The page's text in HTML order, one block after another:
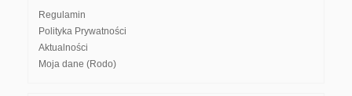
Regulamin
Polityka Prywatności
Aktualności
Moja dane (Rodo)